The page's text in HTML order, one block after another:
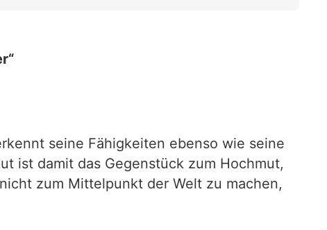
seine Fähigkeiten ebenso wie seine
ist damit das Gegenstück zum Hochmut,
zum Mittelpunkt der Welt zu machen,